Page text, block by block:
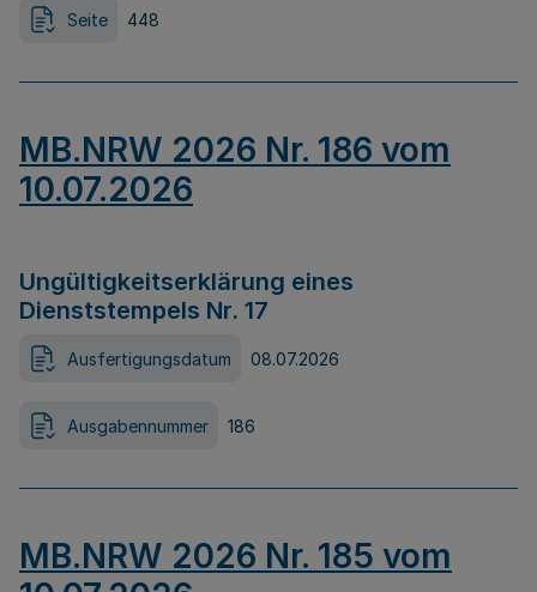
Seite 448
MB.NRW 2026 Nr. 186 vom
10.07.2026
Ungültigkeitserklärung eines
Dienststempels Nr. 17
Ausfertigungsdatum 08.07.2026
Ausgabennummer 186
MB.NRW 2026 Nr. 185 vom